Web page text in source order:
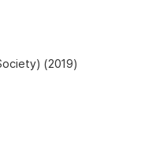
(2019)